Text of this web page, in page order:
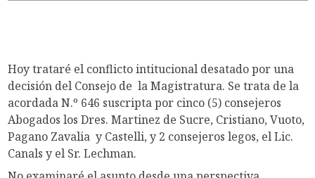
Hoy trataré el conflicto intitucional desatado por una
decisión del Consejo de la Magistratura. Se trata de la
acordada N.º 646 suscripta por cinco (5) consejeros
Abogados los Dres. Martinez de Sucre, Cristiano, Vuoto,
Pagano Zavalia y Castelli, y 2 consejeros legos, el Lic.
Canals y el Sr. Lechman.